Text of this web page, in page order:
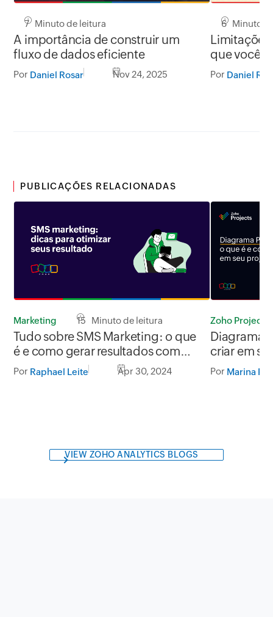
7 Minuto de leitura
A importância de construir um
fluxo de dados eficiente
Por Daniel Rosar Nov 24, 2025
6 Minuto
Limitações
que você
Por Daniel
PUBLICAÇÕES RELACIONADAS
Marketing 15 Minuto de leitura
Tudo sobre SMS Marketing: o que
é e como gerar resultados com
mensagens de texto impactantes
Por Raphael Leite Apr 30, 2024
Zoho Projects
Diagrama
criar em
Por Marina
VIEW ZOHO ANALYTICS BLOGS